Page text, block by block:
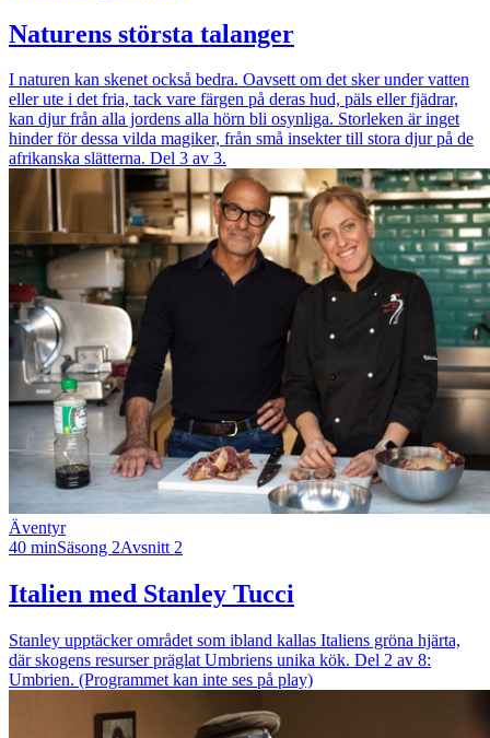
Naturens största talanger
I naturen kan skenet också bedra. Oavsett om det sker under vatten
eller ute i det fria, tack vare färgen på deras hud, päls eller fjädrar,
kan djur från alla jordens alla hörn bli osynliga. Storleken är inget
hinder för dessa vilda magiker, från små insekter till stora djur på de
afrikanska slätterna. Del 3 av 3.
Äventyr
40 minSäsong 2Avsnitt 2
Italien med Stanley Tucci
Stanley upptäcker området som ibland kallas Italiens gröna hjärta,
där skogens resurser präglat Umbriens unika kök. Del 2 av 8:
Umbrien. (Programmet kan inte ses på play)